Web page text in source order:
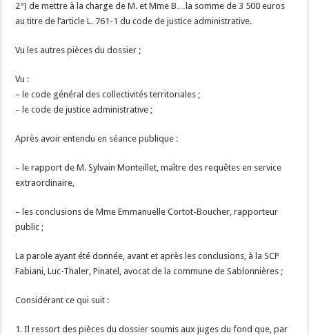
2°) de mettre à la charge de M. et Mme B…la somme de 3 500 euros
au titre de l’article L. 761-1 du code de justice administrative.
Vu les autres pièces du dossier ;
Vu :
– le code général des collectivités territoriales ;
– le code de justice administrative ;
Après avoir entendu en séance publique :
– le rapport de M. Sylvain Monteillet, maître des requêtes en service
extraordinaire,
– les conclusions de Mme Emmanuelle Cortot-Boucher, rapporteur
public ;
La parole ayant été donnée, avant et après les conclusions, à la SCP
Fabiani, Luc-Thaler, Pinatel, avocat de la commune de Sablonnières ;
Considérant ce qui suit :
1. Il ressort des pièces du dossier soumis aux juges du fond que, par